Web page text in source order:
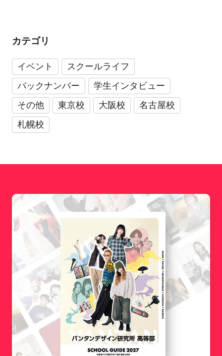
カテゴリ
イベント
スクールライフ
バックナンバー
学生インタビュー
その他
東京校 大阪校
名古屋校
札幌校